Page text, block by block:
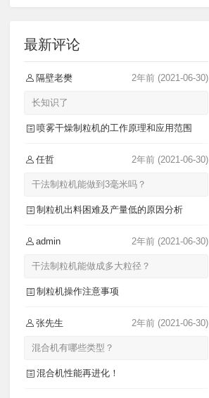
最新评论
隔壁老樊 2年前 (2021-06-30)
长知识了
喷雾干燥制粒机的工作原理和应用范围
任哲 2年前 (2021-06-30)
干法制粒机能做到3毫米吗？
制粒机出料困难及产量低的原因分析
admin 2年前 (2021-06-30)
干法制粒机能做成多大粒径？
制粒机操作注意事项
张先生 2年前 (2021-06-30)
混合机有哪些类型？
混合机性能再进化！